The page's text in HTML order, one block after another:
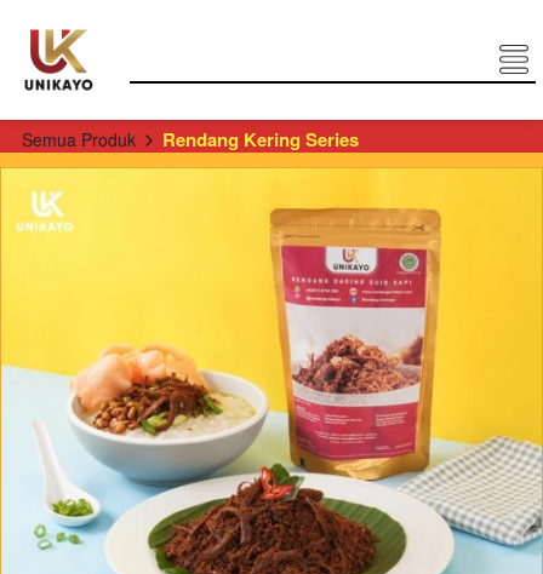
Semua Produk Rendang Kering Series